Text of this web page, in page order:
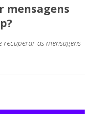
mensagens
as mensagens